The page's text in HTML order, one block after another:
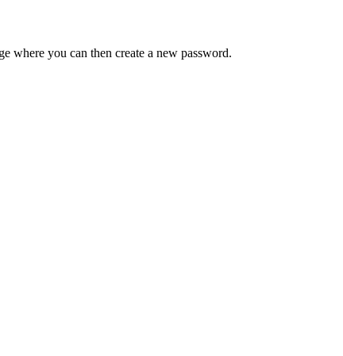
where you can then create a new password.